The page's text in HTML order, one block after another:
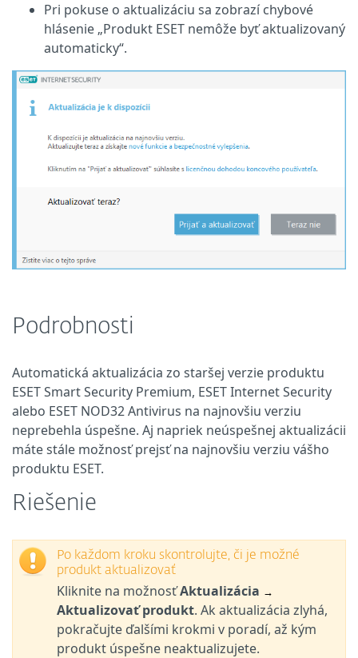
Pri pokuse o aktualizáciu sa zobrazí chybové
hlásenie „Produkt ESET nemôže byť aktualizovaný
automaticky“.
Podrobnosti
Automatická aktualizácia zo staršej verzie produktu
ESET Smart Security Premium, ESET Internet Security
alebo ESET NOD32 Antivirus na najnovšiu verziu
neprebehla úspešne. Aj napriek neúspešnej aktualizácii
máte stále možnosť prejsť na najnovšiu verziu vášho
produktu ESET.
Riešenie
Po každom kroku skontrolujte, či je možné
produkt aktualizovať
Kliknite na možnosťAktualizácia →
Aktualizovať produkt. Ak aktualizácia zlyhá,
pokračujte ďalšími krokmi v poradí, až kým
produkt úspešne neaktualizujete.